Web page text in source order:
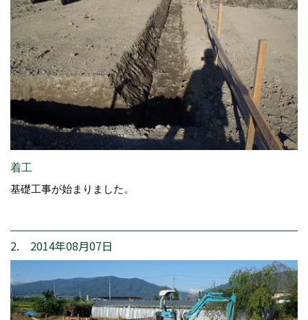
着工
基礎工事が始まりました。
2. 2014年08月07日